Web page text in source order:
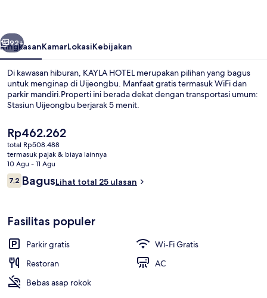
Berikutnya
92+
RingkasanKamarLokasiKebijakan
Di kawasan hiburan, KAYLA HOTEL merupakan pilihan yang bagus
untuk menginap di Uijeongbu. Manfaat gratis termasuk WiFi dan
parkir mandiri.Properti ini berada dekat dengan transportasi umum:
Stasiun Uijeongbu berjarak 5 menit.
Harga
saat
ini
Rp462.262
Rp462.262
total Rp508.488
termasuk pajak & biaya lainnya
10 Agu - 11 Agu
Ulasan
7,27,2 dari 10
BagusLihat total 25 ulasan
Fasilitas populer
Parkir gratis
Wi-Fi Gratis
Restoran
AC
Bebas asap rokok